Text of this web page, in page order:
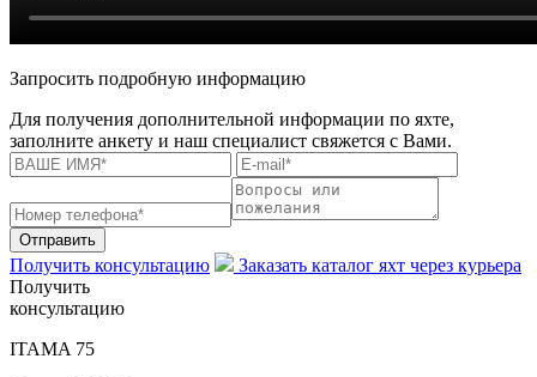
Запросить подробную информацию
Для получения дополнительной информации по яхте,
заполните анкету и наш специалист свяжется с Вами.
Отправить
Получить консультацию
Заказать каталог яхт через курьера
Получить
консультацию
ITAMA 75